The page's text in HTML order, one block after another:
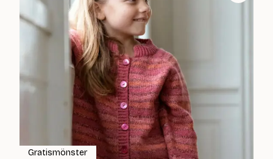
Gratismönster